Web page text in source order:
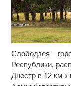
Слободзея –
Республики,
Днестр в 12 км к